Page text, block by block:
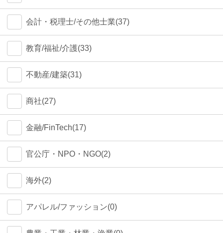
会計・税理士/その他士業(37)
教育/福祉/介護(33)
不動産/建築(31)
商社(27)
金融/FinTech(17)
官公庁・NPO・NGO(2)
海外(2)
アパレル/ファッション(0)